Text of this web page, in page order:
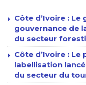
Côte d’Ivoire :
gouvernance de
du secteur
Côte d’Ivoire :
labellisation
du secteur du